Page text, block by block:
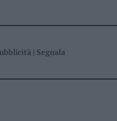
| Segnala